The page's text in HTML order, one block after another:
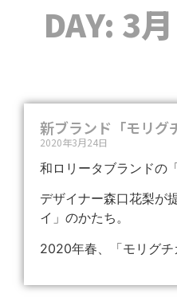
DAY: 3
新ブランド「モリグ
2020年3月24日
和ロリータブランドの
デザイナー森口花梨が
イ」のかたち。
2020年春、「モリグチ